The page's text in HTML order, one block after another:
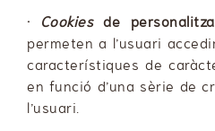
· Cookiesde
permeten a l’usuari
característiques de
en funció d’una sèrie de
l’usuari.